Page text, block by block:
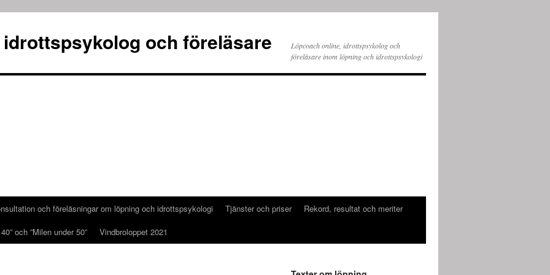
och föreläsare
Löpcoach online, idrottspsykolog och
föreläsare inom löpning och idrottspsykologi
och föreläsningar om löpning och idrottspsykologi Tjänster och priser
Rekord, resultat och meriter
och ”Milen under 50” Vindbroloppet 2021